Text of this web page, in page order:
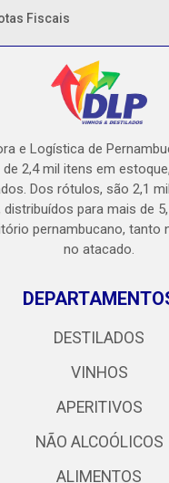
Fiscais
e Logística de
2,4 mil itens em
Dos rótulos, são 2,1
para mais de
pernambucano, tanto
no atacado.
DESTILADOS
VINHOS
APERITIVOS
NÃO ALCOÓLICOS
ALIMENTOS